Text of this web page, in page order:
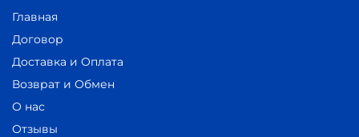
Главная
Договор
Доставка и Оплата
Возврат и Обмен
О нас
Отзывы